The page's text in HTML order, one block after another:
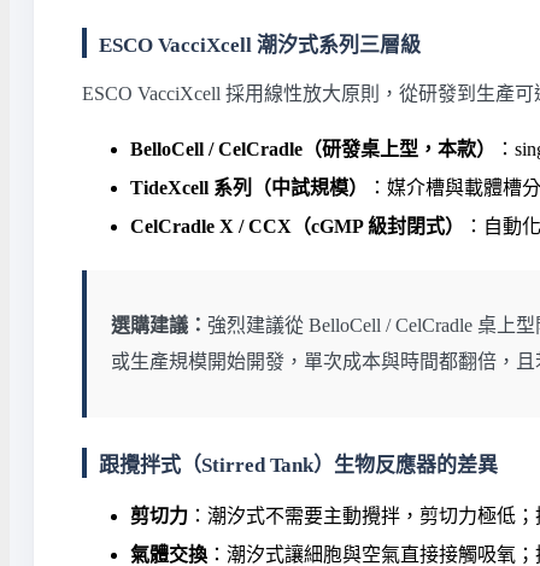
ESCO VacciXcell 潮汐式系列三層級
ESCO VacciXcell 採用線性放大原則，從研發到生產
BelloCell / CelCradle（研發桌上型，本款）
：
TideXcell 系列（中試規模）
：媒介槽與載體槽
CelCradle X / CCX（cGMP 級封閉式）
：自動
選購建議： 強烈建議從 BelloCell / CelCradle 桌上
或生產規模開始開發，單次成本與時間都翻倍，
跟攪拌式（Stirred Tank）生物反應器的差異
剪切力 ：潮汐式不需要主動攪拌，剪切力極低
氣體交換 ：潮汐式讓細胞與空氣直接接觸吸氧